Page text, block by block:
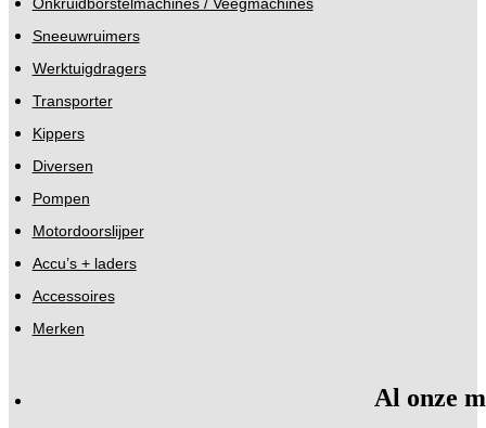
Sneeuwruimers
Werktuigdragers
Transporter
Kippers
Diversen
Pompen
Motordoorslijper
Accu’s + laders
Accessoires
Merken
Al onze